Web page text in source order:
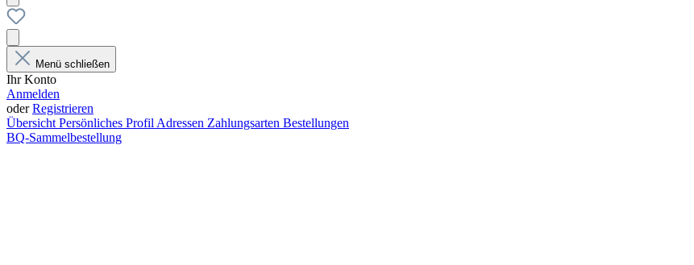
Menü schließen
Ihr Konto
Anmelden
oderRegistrieren
Übersicht Persönliches Profil Adressen Zahlungsarten Bestellungen
BQ-Sammelbestellung